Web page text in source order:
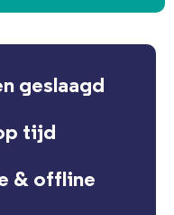
geslaagd
tijd
& offline